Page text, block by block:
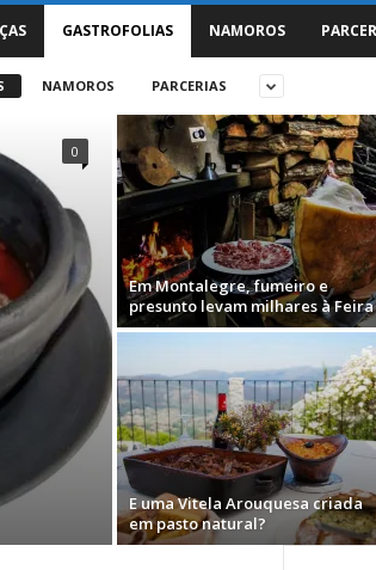
GASTROFOLIAS NAMOROS
NAMOROS PARCERIAS
0
Em Montalegre, fumeiro e
presunto levam milhares à Feira
E uma Vitela Arouquesa criada
em pasto natural?